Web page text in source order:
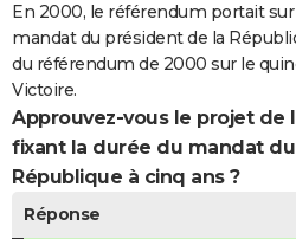
En 2000, le référendum portait
mandat du président de la
du référendum de 2000 sur le
Victoire.
Approuvez-vous le projet de
fixant la durée du mandat
République à cinq ans ?
Réponse